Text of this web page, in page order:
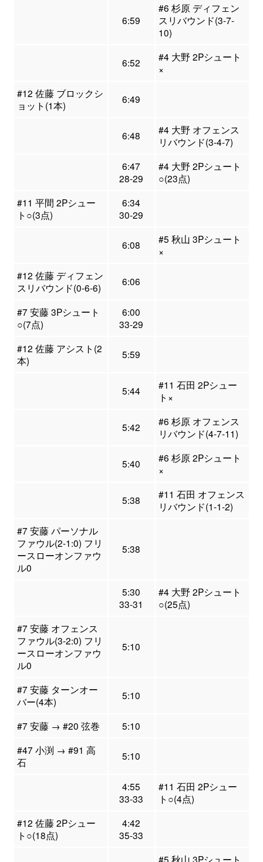
6:59
#6 杉原 ディフェン
スリバウンド(3-7-
10)
6:52
#4 大野 2Pシュート
×
#12 佐藤 ブロックシ
ョット(1本)
6:49
6:48
#4 大野 オフェンス
リバウンド(3-4-7)
6:47
28-29
#4 大野 2Pシュート
○(23点)
#11 平間 2Pシュー
ト○(3点)
6:34
30-29
6:08
#5 秋山 3Pシュート
×
#12 佐藤 ディフェン
スリバウンド(0-6-6)
6:06
#7 安藤 3Pシュート
○(7点)
6:00
33-29
#12 佐藤 アシスト(2
本)
5:59
5:44
#11 石田 2Pシュー
ト×
5:42
#6 杉原 オフェンス
リバウンド(4-7-11)
5:40
#6 杉原 2Pシュート
×
5:38
#11 石田 オフェンス
リバウンド(1-1-2)
#7 安藤 パーソナル
ファウル(2-1:0) フリ
ースローオンファウ
ル0
5:38
5:30
33-31
#4 大野 2Pシュート
○(25点)
#7 安藤 オフェンス
ファウル(3-2:0) フリ
ースローオンファウ
ル0
5:10
#7 安藤 ターンオー
バー(4本)
5:10
#7 安藤 → #20 弦巻
5:10
#47 小渕 → #91 高
石
5:10
4:55
33-33
#11 石田 2Pシュー
ト○(4点)
#12 佐藤 2Pシュー
ト○(18点)
4:42
35-33
#5 秋山 3Pシュート